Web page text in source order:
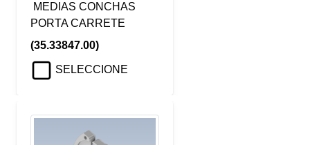
MEDIAS CONCHAS
PORTA CARRETE
(35.33847.00)
SELECCIONE